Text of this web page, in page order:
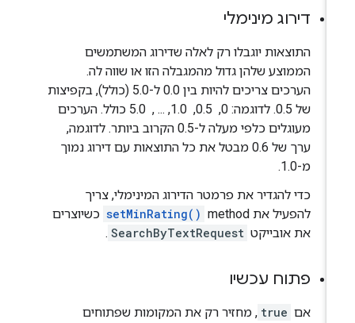
דירוג מינימלי
התוצאות יוגבלו רק לאלה שדירוג המשתמשים
הממוצע שלהן גדול מהמגבלה הזו או שווה לה.
הערכים צריכים להיות בין 0.0 ל-5.0 (כולל), בקפיצות
של 0.5. לדוגמה: 0, ‏ 0.5, ‏ 1.0,‏ ... , ‏ 5.0 כולל. הערכים
מעוגלים כלפי מעלה ל-0.5 הקרוב ביותר. לדוגמה,
ערך של 0.6 מבטל את כל התוצאות עם דירוג נמוך
כדי להגדיר את פרמטר הדירוג המינימלי, צריך
להפעיל את method‏
setMinRating() כשיוצרים
את אובייקט SearchByTextRequest
.
פתוח עכשיו
אם true , מחזיר רק את המקומות שפתוחים